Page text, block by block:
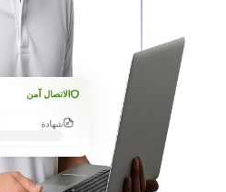
الاتصال آمن
شهادة